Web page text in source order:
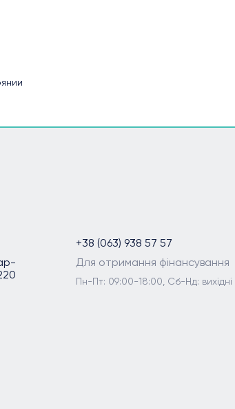
+38 (063) 938 57 57
Для отримання фінансування
Пн-Пт: 09:00-18:00, Сб-Нд: вихідні